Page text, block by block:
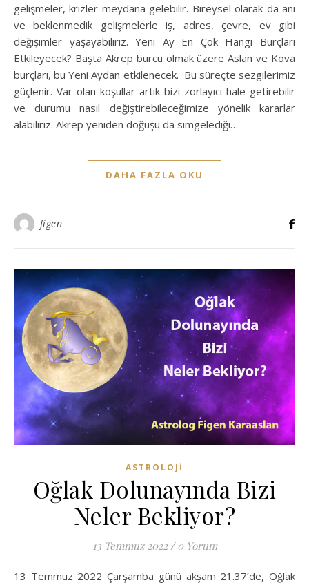
gelişmeler, krizler meydana gelebilir. Bireysel olarak da ani
ve beklenmedik gelişmelerle iş, adres, çevre, ev gibi
değişimler yaşayabiliriz. Yeni Ay En Çok Hangi Burçları
Etkileyecek? Başta Akrep burcu olmak üzere Aslan ve Kova
burçları, bu Yeni Aydan etkilenecek. Bu süreçte sezgilerimiz
güçlenir. Var olan koşullar artık bizi zorlayıcı hale getirebilir
ve durumu nasıl değiştirebileceğimize yönelik kararlar
alabiliriz. Akrep yeniden doğuşu da simgelediği…
DAHA FAZLA OKU
figen
ASTROLOJI
Oğlak Dolunayında Bizi
Neler Bekliyor?
13 Temmuz 2022 / 0 Yorum
13 Temmuz 2022 Çarşamba günü akşam 21.37’de, Oğlak